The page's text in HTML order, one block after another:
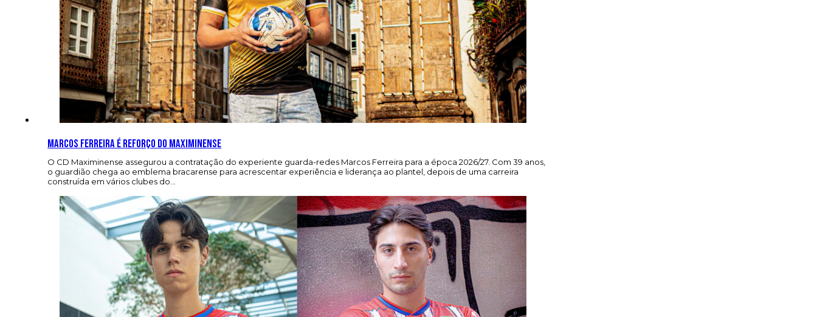
Marcos Ferreira é reforço do Maximinense
O CD Maximinense assegurou a contratação do experiente guarda-redes Marcos Ferreira para a época 2026/27. Com 39 anos,
o guardião chega ao emblema bracarense para acrescentar experiência e liderança ao plantel, depois de uma carreira
construída em vários clubes do…